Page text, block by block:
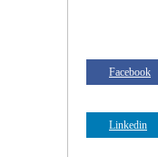
Facebook
Linkedin